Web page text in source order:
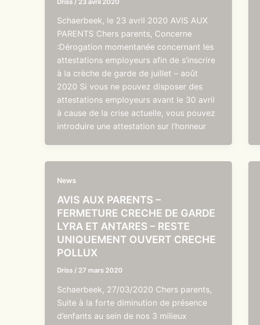
Schaerbeek, le 23 avril 2020 AVIS AUX
PARENTS Chers parents, Concerne
:Dérogation momentanée concernant les
attestations employeurs afin de s’inscrire
à la crèche de garde de juillet – août
2020 Si vous ne pouvez disposer des
attestations employeurs avant le 30 avril
à cause de la crise actuelle, vous pouvez
introduire une attestation sur l’honneur
News
AVIS AUX PARENTS –
FERMETURE CRECHE DE GARDE
LYRA ET ANTARES – RESTE
UNIQUEMENT OUVERT CRECHE
POLLUX
Driss / 27 mars 2020
Schaerbeek, 27/03/2020 Chers parents,
Suite à la forte diminution de présence
d’enfants au sein de nos 3 milieux